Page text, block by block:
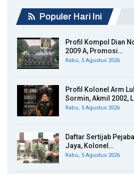
Populer Hari Ini
Profil Kompol Dian
2009 A, Promosi…
Rabu, 5 Agustus 2026
Profil Kolonel Arm
Sormin, Akmil 2002,
Rabu, 5 Agustus 2026
Daftar Sertijab
Jaya, Kolonel…
Rabu, 5 Agustus 2026